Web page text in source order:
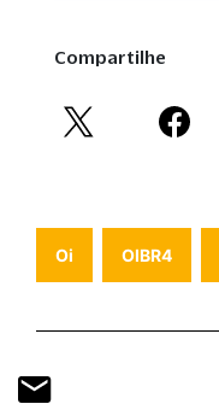
Compartilhe
Oi OIBR4